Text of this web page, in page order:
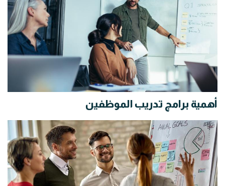
أهمية برامج تدريب الموظفين